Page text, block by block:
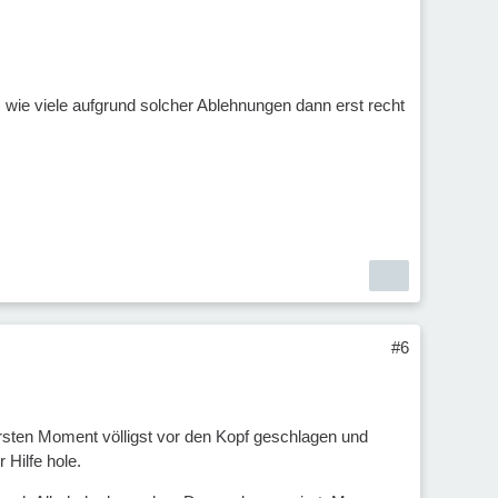
viele aufgrund solcher Ablehnungen dann erst recht
#6
Moment völligst vor den Kopf geschlagen und
Hilfe hole.